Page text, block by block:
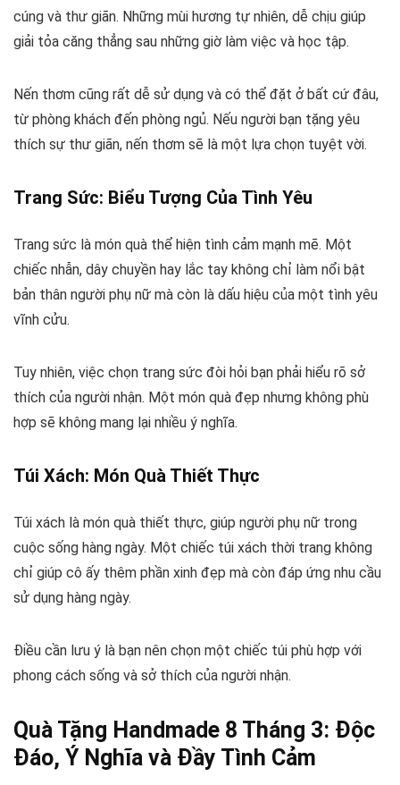
cúng và thư giãn. Những mùi hương tự nhiên, dễ chịu giúp
giải tỏa căng thẳng sau những giờ làm việc và học tập.
Nến thơm cũng rất dễ sử dụng và có thể đặt ở bất cứ đâu,
từ phòng khách đến phòng ngủ. Nếu người bạn tặng yêu
thích sự thư giãn, nến thơm sẽ là một lựa chọn tuyệt vời.
Trang Sức: Biểu Tượng Của Tình Yêu
Trang sức là món quà thể hiện tình cảm mạnh mẽ. Một
chiếc nhẫn, dây chuyền hay lắc tay không chỉ làm nổi bật
bản thân người phụ nữ mà còn là dấu hiệu của một tình yêu
vĩnh cửu.
Tuy nhiên, việc chọn trang sức đòi hỏi bạn phải hiểu rõ sở
thích của người nhận. Một món quà đẹp nhưng không phù
hợp sẽ không mang lại nhiều ý nghĩa.
Túi Xách: Món Quà Thiết Thực
Túi xách là món quà thiết thực, giúp người phụ nữ trong
cuộc sống hàng ngày. Một chiếc túi xách thời trang không
chỉ giúp cô ấy thêm phần xinh đẹp mà còn đáp ứng nhu cầu
sử dụng hàng ngày.
Điều cần lưu ý là bạn nên chọn một chiếc túi phù hợp với
phong cách sống và sở thích của người nhận.
Quà Tặng Handmade 8 Tháng 3: Độc
Đáo, Ý Nghĩa và Đầy Tình Cảm